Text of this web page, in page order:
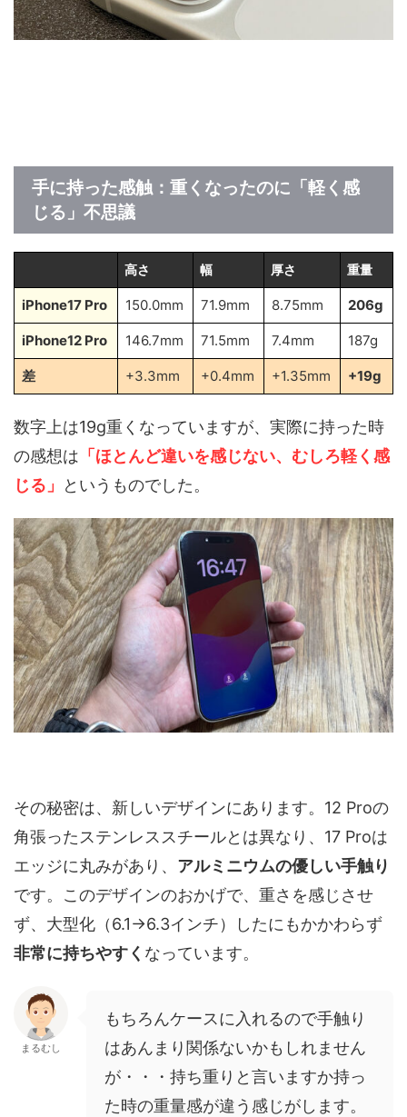
手に持った感触：重くなったのに「軽く感
じる」不思議
高さ 幅 厚さ 重量
iPhone17 Pro 150.0mm 71.9mm 8.75mm 206g
iPhone12 Pro 146.7mm 71.5mm 7.4mm 187g
差 +3.3mm +0.4mm +1.35mm +19g
数字上は19g重くなっていますが、実際に持った時
の感想は 「ほとんど違いを感じない、むしろ軽く感
じる」
というものでした。
その秘密は、新しいデザインにあります。12 Proの
角張ったステンレススチールとは異なり、17 Proは
エッジに丸みがあり、 アルミニウムの優しい手触り
です。このデザインのおかげで、重さを感じさせ
ず、大型化（6.1→6.3インチ）したにもかかわらず
非常に持ちやすく なっています。
まるむし
もちろんケースに入れるので手触り
はあんまり関係ないかもしれません
が・・・持ち重りと言いますか持っ
た時の重量感が違う感じがします。